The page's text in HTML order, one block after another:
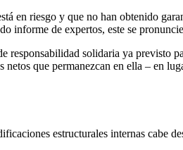
en riesgo y que no han obtenido
informe de expertos, este se
responsabilidad solidaria ya previsto
que permanezcan en ella – en
estructurales internas cabe